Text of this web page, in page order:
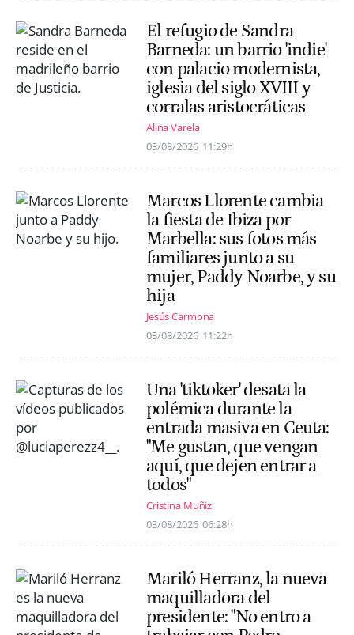
El refugio de Sandra
Barneda: un barrio 'indie'
con palacio modernista,
iglesia del siglo XVIII y
corralas aristocráticas
Alina Varela
03/08/2026 11:29h
Marcos Llorente cambia
la fiesta de Ibiza por
Marbella: sus fotos más
familiares junto a su
mujer, Paddy Noarbe, y su
hija
Jesús Carmona
03/08/2026 11:22h
Una 'tiktoker' desata la
polémica durante la
entrada masiva en Ceuta:
"Me gustan, que vengan
aquí, que dejen entrar a
todos"
Cristina Muñiz
03/08/2026 06:28h
Mariló Herranz, la nueva
maquilladora del
presidente: "No entro a